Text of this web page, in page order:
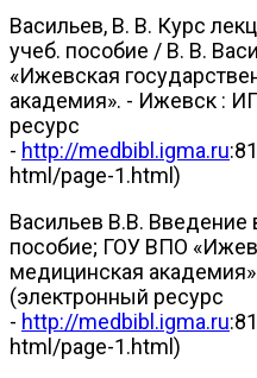
Васильев, В. В. Курс
учеб. пособие / В. В.
«Ижевская
академия». - Ижевск :
ресурс
- http://medbibl.igma.ru
html/page-1.html)
Васильев В.В. Введение
пособие; ГОУ ВПО
медицинская
(электронный ресурс
- http://medbibl.igma.ru
html/page-1.html)